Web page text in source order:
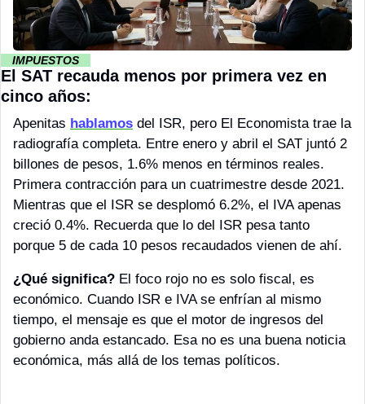
IMPUESTOS
El SAT recauda menos por primera vez en
cinco años:
Apenitas hablamos del ISR, pero El Economista trae la
radiografía completa. Entre enero y abril el SAT juntó 2
billones de pesos, 1.6% menos en términos reales.
Primera contracción para un cuatrimestre desde 2021.
Mientras que el ISR se desplomó 6.2%, el IVA apenas
creció 0.4%. Recuerda que lo del ISR pesa tanto
porque 5 de cada 10 pesos recaudados vienen de ahí.
¿Qué significa? El foco rojo no es solo fiscal, es
económico. Cuando ISR e IVA se enfrían al mismo
tiempo, el mensaje es que el motor de ingresos del
gobierno anda estancado. Esa no es una buena noticia
económica, más allá de los temas políticos.